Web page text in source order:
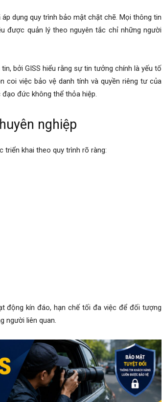
dụng quy trình bảo mật chặt chẽ. Mọi thông tin
được quản lý theo nguyên tắc chỉ những người
bởi GISS hiểu rằng sự tin tưởng chính là yếu tố
coi việc bảo vệ danh tính và quyền riêng tư của
đức không thể thỏa hiệp.
nghiệp
triển khai theo quy trình rõ ràng:
động kín đáo, hạn chế tối đa việc để đối tượng
người liên quan.